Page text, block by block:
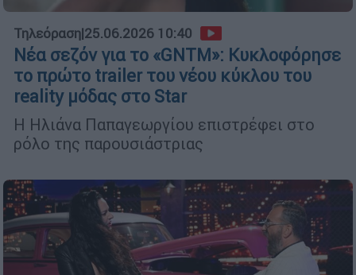
Τηλεόραση|25.06.2026 10:40
Νέα σεζόν για το «GNTM»: Κυκλοφόρησε
το πρώτο trailer του νέου κύκλου του
reality μόδας στο Star
Η Ηλιάνα Παπαγεωργίου επιστρέφει στο
ρόλο της παρουσιάστριας